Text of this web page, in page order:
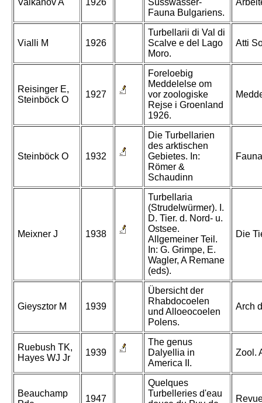
Valkanov A 1926
Süsswasser-
Fauna Bulgariens.
Vialli M 1926
Turbellarii di Val di
Scalve e del Lago
Moro.
Atti
Reisinger E,
Steinböck O
1927
Foreloebig
Meddelelse om
vor zoologiske
Rejse i Groenland
1926.
Steinböck O 1932
Die Turbellarien
des arktischen
Gebietes. In:
Römer &
Schaudinn
Meixner J 1938
Turbellaria
(Strudelwürmer). I.
D. Tier. d. Nord- u.
Ostsee.
Allgemeiner Teil.
In: G. Grimpe, E.
Wagler, A Remane
(eds).
Die
Gieysztor M 1939
Übersicht der
Rhabdocoelen
und Alloeocoelen
Polens.
Arch
Ruebush TK,
Hayes WJ Jr
1939
The genus
Dalyellia in
America II.
Zool.
Beauchamp
1947
Quelques
Turbelleries d'eau